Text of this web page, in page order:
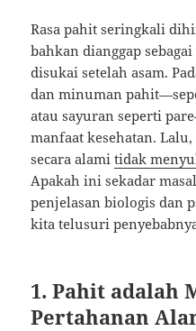
Rasa pahit seringkali
bahkan dianggap
disukai setelah asam.
dan minuman
atau sayuran seperti
manfaat kesehatan.
secara alamitidak
Apakah ini sekadar
penjelasan biologis dan
kita telusuri
1. Pahit adalah
Pertahanan